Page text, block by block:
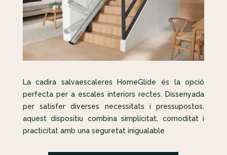
La cadira salvaescaleres HomeGlide és la opció
perfecta per a escales interiors rectes. Dissenyada
per satisfer diverses necessitats i pressupostos,
aquest dispositiu combina simplicitat, comoditat i
practicitat amb una seguretat inigualable